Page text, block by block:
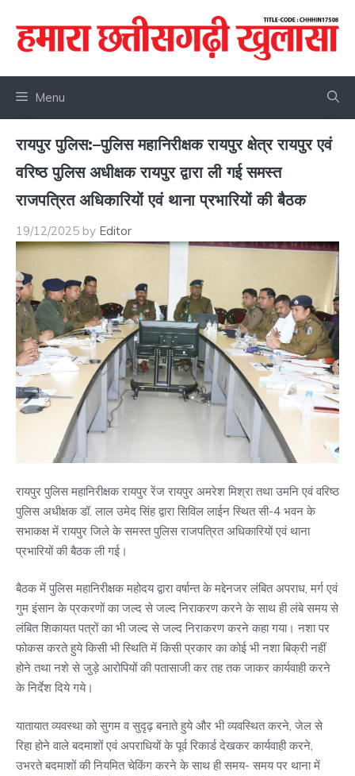
content
Menu
रायपुर पुलिस:–पुलिस महानिरीक्षक रायपुर क्षेत्र रायपुर एवं
वरिष्ठ पुलिस अधीक्षक रायपुर द्वारा ली गई समस्त
राजपत्रित अधिकारियों एवं थाना प्रभारियों की बैठक
19/12/2025 by Editor
रायपुर पुलिस महानिरीक्षक रायपुर रेंज रायपुर अमरेश मिश्रा तथा उमनि एवं वरिष्ठ
पुलिस अधीक्षक डॉ. लाल उमेद सिंह द्वारा सिविल लाईन स्थित सी-4 भवन के
सभाकक्ष में रायपुर जिले के समस्त पुलिस राजपत्रित अधिकारियों एवं थाना
प्रभारियों की बैठक ली गई।
बैठक में पुलिस महानिरीक्षक महोदय द्वारा वर्षान्त के मद्देनजर लंबित अपराध, मर्ग एवं
गुम इंसान के प्रकरणों का जल्द से जल्द निराकरण करने के साथ ही लंबे समय से
लंबित शिकायत पत्रों का भी जल्द से जल्द निराकरण करने कहा गया। नशा पर
फोकस करते हुये किसी भी स्थिति में किसी प्रकार का कोई भी नशा बिक्री नहीं
होने तथा नशे से जुड़े आरोपियों की पतासाजी कर तह तक जाकर कार्यवाही करने
के निर्देश दिये गये।
यातायात व्यवस्था को सुगम व सुदृढ़ बनाते हुये और भी व्यवस्थित करने, जेल से
रिहा होने वाले बदमाशों एवं अपराधियों के पूर्व रिकार्ड देखकर कार्यवाही करने,
उभरते बदमाशों की नियमित चेकिंग करने के साथ ही समय- समय पर थाना में